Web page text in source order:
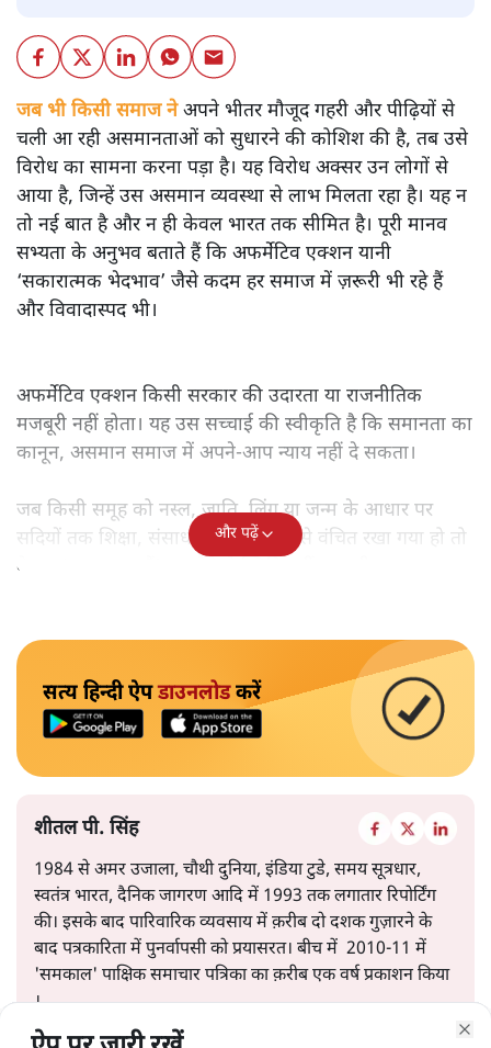
जब भी किसी समाज नेअपने भीतर मौजूद गहरी और पीढ़ियों से
चली आ रही असमानताओं को सुधारने की कोशिश की है, तब उसे
विरोध का सामना करना पड़ा है। यह विरोध अक्सर उन लोगों से
आया है, जिन्हें उस असमान व्यवस्था से लाभ मिलता रहा है। यह न
तो नई बात है और न ही केवल भारत तक सीमित है। पूरी मानव
सभ्यता के अनुभव बताते हैं कि अफर्मेटिव एक्शन यानी
‘सकारात्मक भेदभाव’ जैसे कदम हर समाज में ज़रूरी भी रहे हैं
और विवादास्पद भी।
अफर्मेटिव एक्शन किसी सरकार की उदारता या राजनीतिक
मजबूरी नहीं होता। यह उस सच्चाई की स्वीकृति है कि समानता का
कानून, असमान समाज में अपने-आप न्याय नहीं दे सकता।
जब किसी समूह को नस्ल, जाति, लिंग या जन्म के आधार पर
सदियों तक शिक्षा, संसाधनों और सम्मान से वंचित रखा गया हो तो
केवल ‘सब बराबर हैं’ कह देने से स्थिति नहीं बदलती।
और पढ़ें
सत्य हिन्दी ऐपडाउनलोडकरें
शीतल पी. सिंह
1984 से अमर उजाला, चौथी दुनिया, इंडिया टुडे, समय सूत्रधार,
स्वतंत्र भारत, दैनिक जागरण आदि में 1993 तक लगातार रिपोर्टिंग
की। इसके बाद पारिवारिक व्यवसाय में क़रीब दो दशक गुज़ारने के
बाद पत्रकारिता में पुनर्वापसी को प्रयासरत। बीच में 2010-11 में
'समकाल' पाक्षिक समाचार पत्रिका का क़रीब एक वर्ष प्रकाशन किया
।